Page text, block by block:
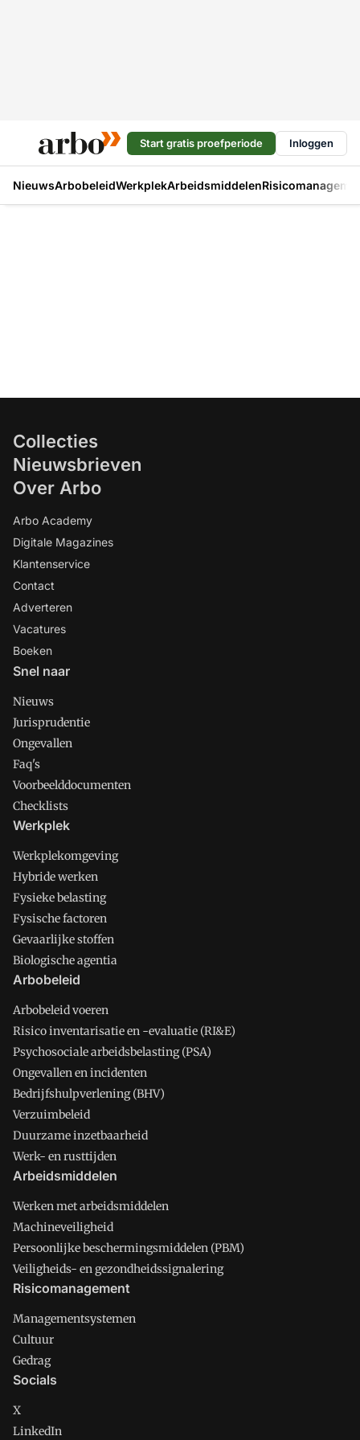
Start gratis proefperiode Inloggen
NieuwsArbobeleidWerkplekArbeidsmiddelen
Collecties
Nieuwsbrieven
Over Arbo
Arbo Academy
Digitale Magazines
Klantenservice
Contact
Adverteren
Vacatures
Boeken
Snel naar
Nieuws
Jurisprudentie
Ongevallen
Faq's
Voorbeelddocumenten
Checklists
Werkplek
Werkplekomgeving
Hybride werken
Fysieke belasting
Fysische factoren
Gevaarlijke stoffen
Biologische agentia
Arbobeleid
Arbobeleid voeren
Risico inventarisatie en -evaluatie (RI&E)
Psychosociale arbeidsbelasting (PSA)
Ongevallen en incidenten
Bedrijfshulpverlening (BHV)
Verzuimbeleid
Duurzame inzetbaarheid
Werk- en rusttijden
Arbeidsmiddelen
Werken met arbeidsmiddelen
Machineveiligheid
Persoonlijke beschermingsmiddelen (PBM)
Veiligheids- en gezondheidssignalering
Risicomanagement
Managementsystemen
Cultuur
Gedrag
Socials
X
LinkedIn